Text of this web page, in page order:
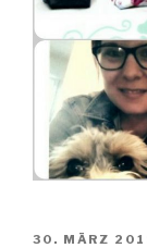
30. MÄRZ